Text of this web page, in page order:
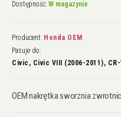
Dostępność: W magazynie
Producent: Honda OEM
Pasuje do:
Civic, Civic VIII (2006-2011),
OEM nakrętka sworznia